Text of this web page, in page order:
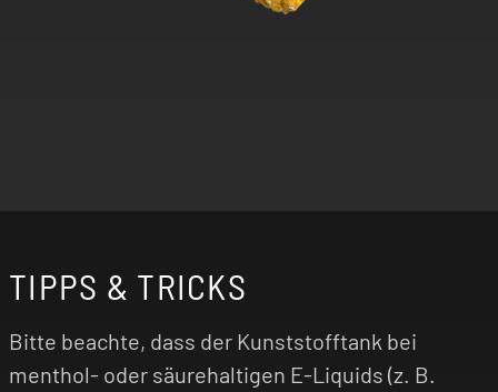
TIPPS & TRICKS
Bitte beachte, dass der Kunststofftank bei
menthol- oder säurehaltigen E-Liquids (z. B.